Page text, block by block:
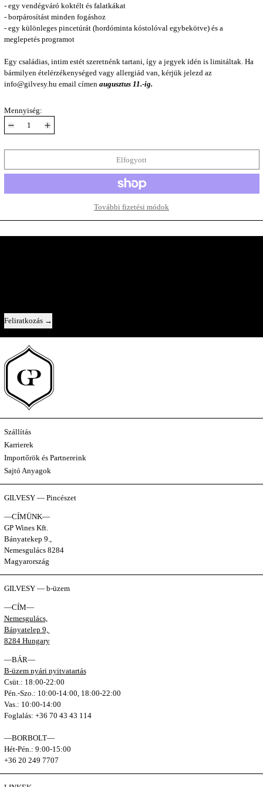
- egy vendégváró koktélt és falatkákat
- borpárosítást minden fogáshoz
- egy különleges pincetúrát (hordóminta kóstolóval egybekötve) és a
meglepetés programot
Egy családias, intim estét szeretnénk tartani, így a jegyek idén is limitáltak. Ha
bármilyen ételérzékenységed vagy allergiád van, kérjük jelezd az
info@gilvesy.hu email címen augusztus 11.-ig.
Mennyiség:
Elfogyott
További fizetési módok
Feliratkozás
Szállítás
Karrierek
Importőrök és Partnereink
Sajtó Anyagok
GILVESY — Pincészet
—CÍMÜNK—
GP Wines Kft.
Bányatekep 9.,
Nemesgulács 8284
Magyarország
GILVESY — b-üzem
—CÍM—
Nemesgulács,
Bányatelep 9,
8284 Hungary
—BÁR—
B-üzem nyári nyitvatartás
Csüt.: 18:00-22:00
Pén.-Szo.: 10:00-14:00, 18:00-22:00
Vas.: 10:00-14:00
Foglalás: +36 70 43 43 114
—BORBOLT—
Hét-Pén.: 9:00-15:00
+36 20 249 7707